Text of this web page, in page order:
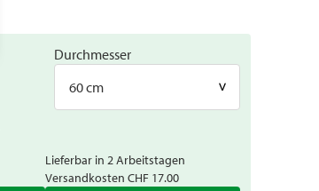
Durchmesser
60 cm
Lieferbar in 2 Arbeitstagen
Versandkosten CHF 17.00